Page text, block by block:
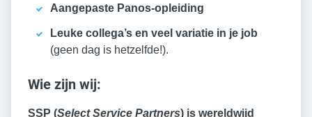
Aangepaste Panos-opleiding
Leuke collega’s en veel variatie in je job
(geen dag is hetzelfde!).
Wie zijn wij:
SSP (Select Service Partners) is wereldwijd